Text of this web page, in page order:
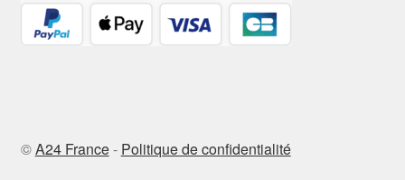
©A24 France- Politique de confidentialité